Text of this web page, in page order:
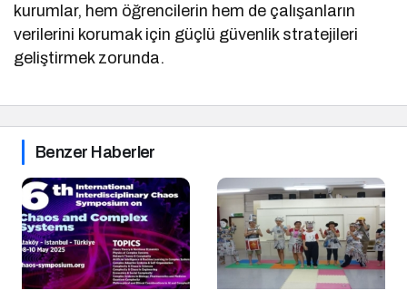
kurumlar, hem öğrencilerin hem de çalışanların
verilerini korumak için güçlü güvenlik stratejileri
geliştirmek zorunda.
Benzer Haberler